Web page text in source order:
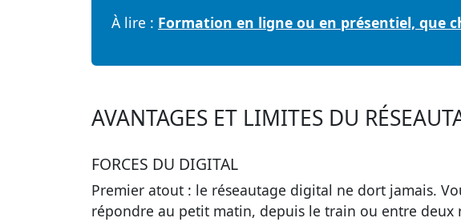
À lire : Formation en ligne ou en présentiel, que
AVANTAGES ET LIMITES DU
FORCES DU DIGITAL
Premier atout : le réseautage digital ne dort jamais.
répondre au petit matin, depuis le train ou entre deux